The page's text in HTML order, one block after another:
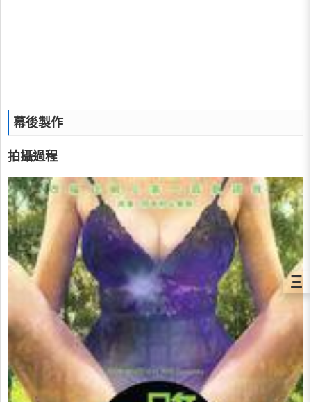
幕後製作
拍攝過程
Ξ